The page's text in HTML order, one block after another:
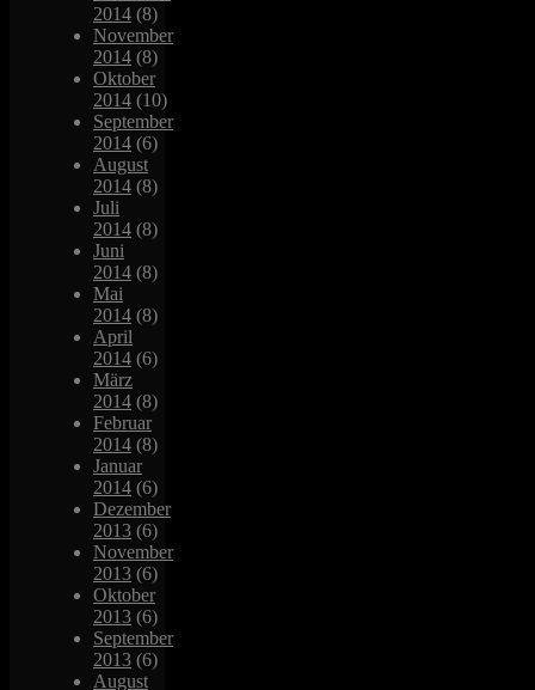
2014 (8)
November
2014 (8)
Oktober
2014 (10)
September
2014 (6)
August
2014 (8)
Juli
2014 (8)
Juni
2014 (8)
Mai
2014 (8)
April
2014 (6)
März
2014 (8)
Februar
2014 (8)
Januar
2014 (6)
Dezember
2013 (6)
November
2013 (6)
Oktober
2013 (6)
September
2013 (6)
August